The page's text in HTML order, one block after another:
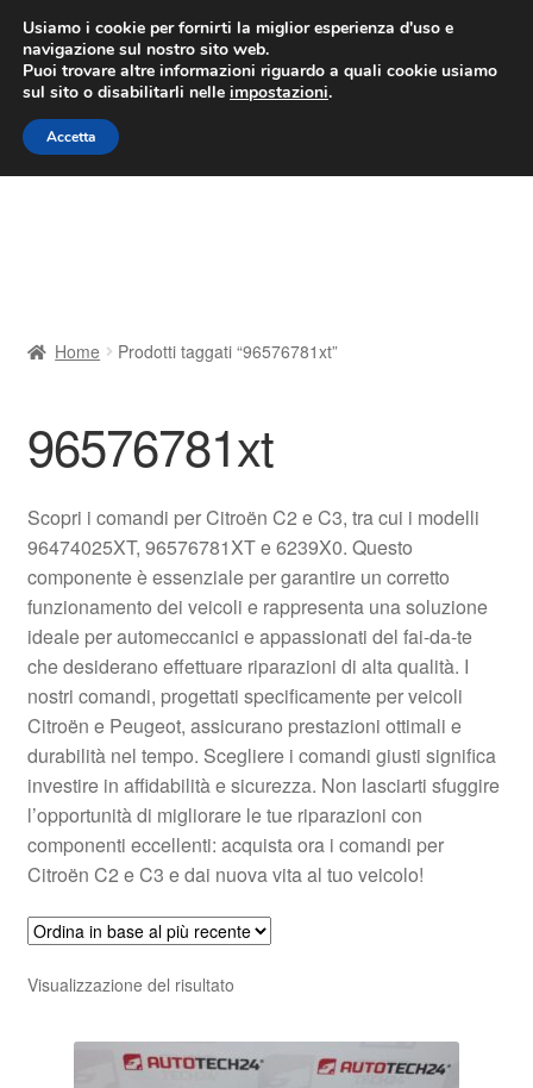
CONSEGNA da 7 EUR
Lun-Ven 9:00 - 16:00/800 580 290
Vai
alla
navigazione
Vai
al
contenuto
Contatto
Il mio account
Pagamenti
Politica sulla riservatezza
Procedura di Reclamo
Registratore di cassa
Rimostranza
Spedizione in tutto il mondo
Termini e condizioni
Home Prodotti taggati “96576781xt”
96576781xt
Scopri i comandi per Citroën C2 e C3, tra cui i modelli
96474025XT, 96576781XT e 6239X0. Questo
componente è essenziale per garantire un corretto
funzionamento dei veicoli e rappresenta una soluzione
ideale per automeccanici e appassionati del fai-da-te
che desiderano effettuare riparazioni di alta qualità. I
nostri comandi, progettati specificamente per veicoli
Citroën e Peugeot, assicurano prestazioni ottimali e
durabilità nel tempo. Scegliere i comandi giusti significa
investire in affidabilità e sicurezza. Non lasciarti sfuggire
l’opportunità di migliorare le tue riparazioni con
componenti eccellenti: acquista ora i comandi per
Citroën C2 e C3 e dai nuova vita al tuo veicolo!
Visualizzazione del risultato
Usiamo i cookie per fornirti la miglior esperienza d'uso e
navigazione sul nostro sito web.
Puoi trovare altre informazioni riguardo a quali cookie usiamo
sul sito o disabilitarli nelle impostazioni.
Accetta